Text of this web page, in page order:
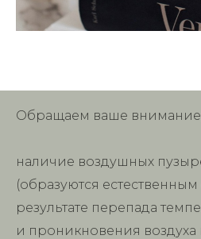
Обращаем ваше внимание,
наличие воздушных
(образуются
результате перепада
и проникновения